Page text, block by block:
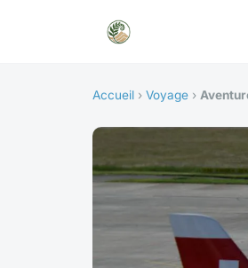
Accueil › Voyage ›